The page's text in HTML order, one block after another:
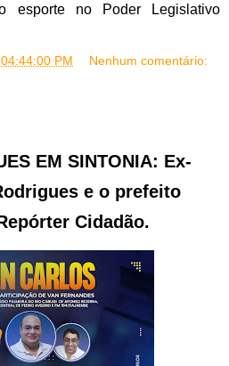
esporte no Poder Legislativo
PM Nenhum comentário:
EM SINTONIA: Ex-
e o prefeito
Cidadão.